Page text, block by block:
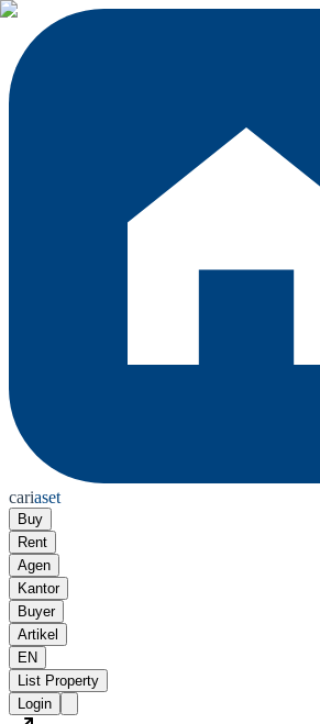
cariaset
Buy
Rent
Agen
Kantor
Buyer
Artikel
EN
List Property
Login